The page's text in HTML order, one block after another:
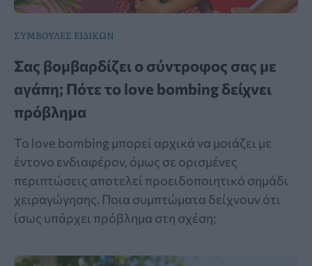
ΣΥΜΒΟΥΛΕΣ ΕΙΔΙΚΩΝ
Σας βομβαρδίζει ο σύντροφος σας με
αγάπη; Πότε το love bombing δείχνει
πρόβλημα
Το love bombing μπορεί αρχικά να μοιάζει με
έντονο ενδιαφέρον, όμως σε ορισμένες
περιπτώσεις αποτελεί προειδοποιητικό σημάδι
χειραγώγησης. Ποια συμπτώματα δείχνουν ότι
ίσως υπάρχει πρόβλημα στη σχέση;